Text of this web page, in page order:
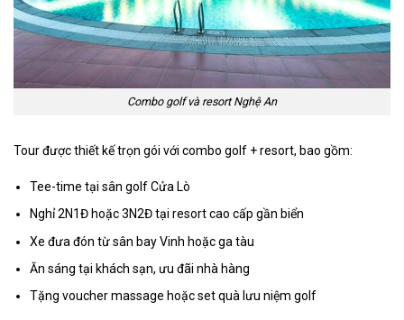
Combo golf và resort Nghệ An
Tour được thiết kế trọn gói với combo golf + resort, bao gồm:
Tee-time tại sân golf Cửa Lò
Nghỉ 2N1Đ hoặc 3N2Đ tại resort cao cấp gần biển
Xe đưa đón từ sân bay Vinh hoặc ga tàu
Ăn sáng tại khách sạn, ưu đãi nhà hàng
Tặng voucher massage hoặc set quà lưu niệm golf